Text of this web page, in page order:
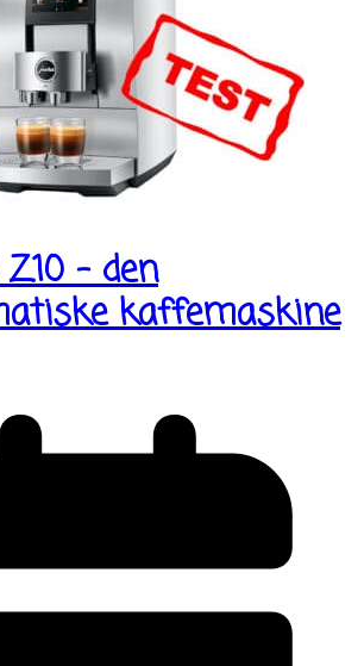
– den
kaffemaskine